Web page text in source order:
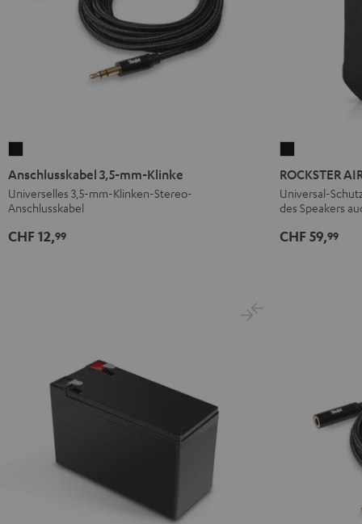
3,5-
mm-
Klinke
Anschlusskabel 3,5-mm-Klinke
Universelles 3,5-mm-Klinken-Stereo-
Anschlusskabel
CHF 12,99
AIR
2
Protector
ROCKSTER
Universal-
des Speakers
CHF 59,99